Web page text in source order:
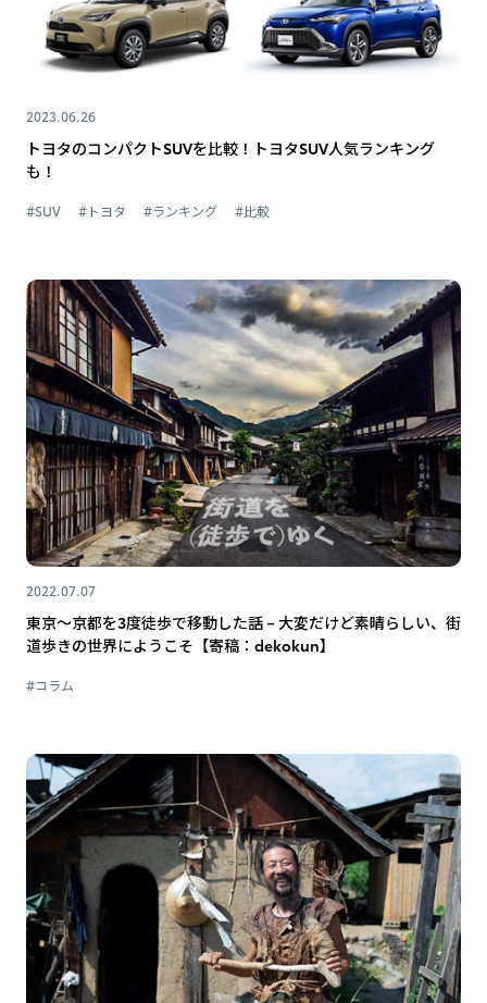
2023.06.26
トヨタのコンパクトSUVを比較！トヨタSUV人気ランキング
も！
#SUV #トヨタ #ランキング #比較
2022.07.07
東京〜京都を3度徒歩で移動した話 – 大変だけど素晴らしい、街
道歩きの世界にようこそ【寄稿：dekokun】
#コラム